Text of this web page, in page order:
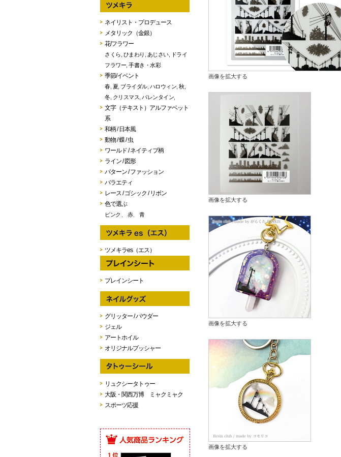
ネイリスト・プロデュース
メタリック（金銀）
花/フラワー
さくら ひまわり あじさい,
ドライ
フラワー 手書き・水彩
季節/イベント
春, 夏 ブライダル, ハロウィン 秋
冬, クリスマス バレンタイン
文字（テキスト）アルファベット
系
和柄 / 日本風
動物 / 蝶 / 虫
ワールド / ネイティブ柄
ライン / 図形
パターン / ファッション
バラエティ
レース / ゴシック / リボン
色で選ぶ
ピンク 赤、 青
ツメキラes（エス）
プレインシート
グリッター / パウダー
ジェル
アートホイル
オリジナルプッシャー
リュクシータトゥー
大阪・関西万博 ミャクミャク
スポーツ応援
画像を拡大する
画像を拡大する
画像を拡大する
画像を拡大する